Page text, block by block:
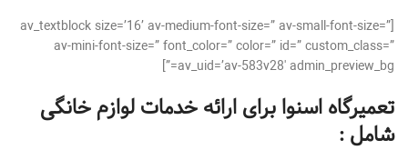
[av_textblock size=’16’ av-medium-font-size=” av-small-font-size=”
av-mini-font-size=” font_color=” color=” id=” custom_class=”
av_uid=’av-583v28′ admin_preview_bg=”]
تعمیرگاه اسنوا برای ارائه خدمات لوازم خانگی
شامل :